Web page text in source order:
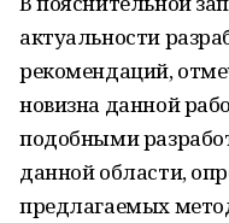
актуальности
рекомендаций,
новизна данной
подобными
данной области,
предлагаемых